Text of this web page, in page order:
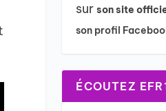
surson site
son profil
ÉCOUTEZ